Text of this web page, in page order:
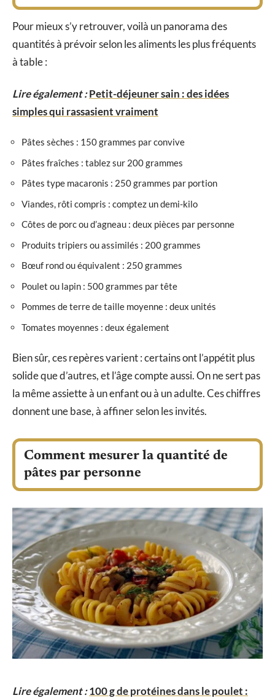
Pour mieux s’y retrouver, voilà un panorama des
quantités à prévoir selon les aliments les plus fréquents
à table :
Lire également :Petit-déjeuner sain : des idées
simples qui rassasient vraiment
Pâtes sèches : 150 grammes par convive
Pâtes fraîches : tablez sur 200 grammes
Pâtes type macaronis : 250 grammes par portion
Viandes, rôti compris : comptez un demi-kilo
Côtes de porc ou d’agneau : deux pièces par personne
Produits tripiers ou assimilés : 200 grammes
Bœuf rond ou équivalent : 250 grammes
Poulet ou lapin : 500 grammes par tête
Pommes de terre de taille moyenne : deux unités
Tomates moyennes : deux également
Bien sûr, ces repères varient : certains ont l’appétit plus
solide que d’autres, et l’âge compte aussi. On ne sert pas
la même assiette à un enfant ou à un adulte. Ces chiffres
donnent une base, à affiner selon les invités.
Comment mesurer la quantité de
pâtes par personne
Lire également :100 g de protéines dans le poulet :